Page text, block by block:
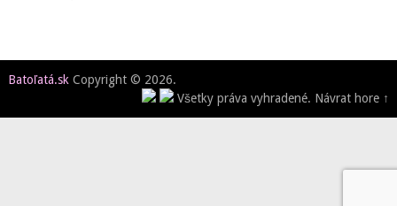
Batoľatá.sk Copyright © 2026.
Všetky práva vyhradené. Návrat hore ↑